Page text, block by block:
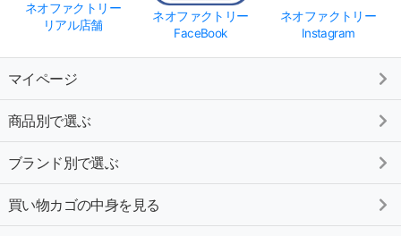
ネオファクトリー
リアル店舗
ネオファクトリー
FaceBook
ネオファクトリー
Instagram
マイページ
商品別で選ぶ
ブランド別で選ぶ
買い物カゴの中身を見る